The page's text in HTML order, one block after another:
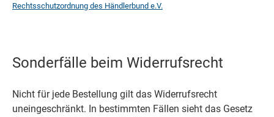
Rechtsschutzordnung des Händlerbund e.V.
Sonderfälle beim Widerrufsrecht
Nicht für jede Bestellung gilt das Widerrufsrecht
uneingeschränkt. In bestimmten Fällen sieht das Gesetz